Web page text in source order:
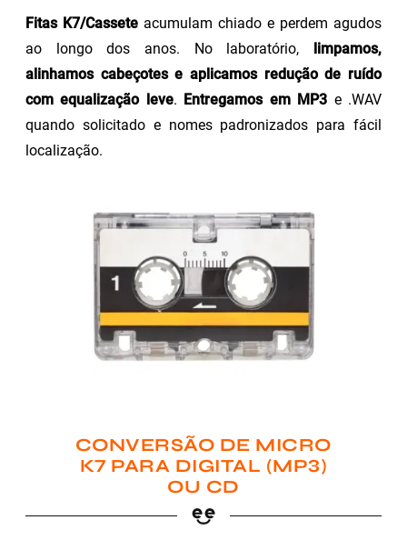
Fitas K7/Cassete acumulam chiado e perdem agudos
ao longo dos anos. No laboratório, limpamos,
alinhamos cabeçotes e aplicamos redução de ruído
com equalização leve. Entregamos em MP3 e .WAV
quando solicitado e nomes padronizados para fácil
localização.
CONVERSÃO DE MICRO
K7 PARA DIGITAL (MP3)
OU CD